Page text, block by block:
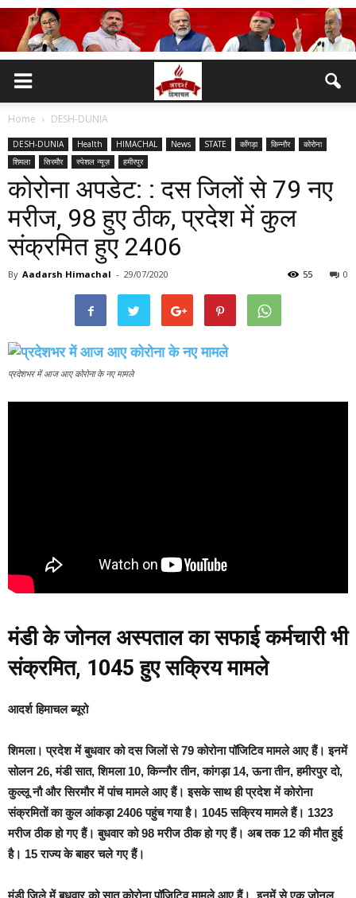
Home DESH-DUNIA
DESH-DUNIA Health HIMACHAL News STATE काँगड़ा किन्नौर
कोरोना
शिमला
सिरमौर स्पेशल न्यूज़ हमीरपुर
कोरोना अपडेट: : दस जिलों से 79 नए
मरीज, 98 हुए ठीक, प्रदेश में कुल
संक्रमित हुए 2406
By Aadarsh Himachal - 29/07/2020 0
55
प्रदेशभर में आज आए कोरोना के नए मामले
मंडी के जोनल अस्पताल का सफाई कर्मचारी भी
संक्रमित, 1045 हुए सक्रिय मामले
आदर्श हिमाचल ब्यूरो
शिमला।प्रदेश में बुधवार को दस जिलों से 79 कोरोना पॉजिटिव मामले आए हैं। इनमें
सोलन 26, मंडी सात, शिमला 10, किन्नौर तीन, कांगड़ा 14, ऊना तीन, हमीरपुर दो,
कुल्लू नौ और सिरमौर में पांच मामले आए हैं। इसके साथ ही प्रदेश में कोरोना
संक्रमितों का कुल आंकड़ा 2406 पहुंच गया है। 1045 सक्रिय मामले हैं। 1323
मरीज ठीक हो गए हैं। बुधवार को 98 मरीज ठीक हो गए हैं। अब तक 12 की मौत हुई
है। 15 राज्य के बाहर चले गए हैं।
मंडी जिले में बुधवार को सात कोरोना पॉजिटिव मामले आए हैं। इनमें से एक जोनल